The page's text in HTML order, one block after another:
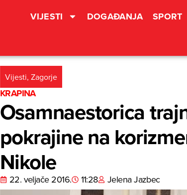
VIJESTI DOGAĐANJA SPORT
Vijesti, Zagorje
KRAPINA
Osamnaestorica
pokrajine na
Nikole
22. veljače 2016. 11:28 Jelena Jazbec